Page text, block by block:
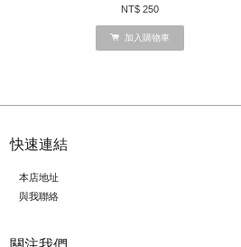
NT$ 250
加入購物車
快速連結
本店地址
與我聯絡